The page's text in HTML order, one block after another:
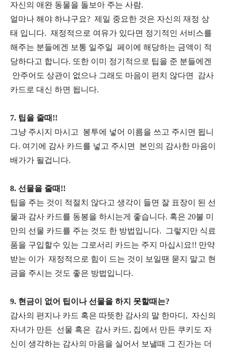
자신의 애완 동물을 돌보아 주는 사람.
얼마나 해야 하냐구요? 제일 중요한 것은 자신의 재정 상
태 입니다. 재정적으로 여유가 있다면 정기적인 서비스를
해주는 분들에겐 보통 일주일 페이에 해당하는 금액이 적
당하다고 합니다. 또한 이미 정기적으로 팁을 준 분들에겐
안주어도 상관이 없으나 그래도 마음이 편치 않다면 감사
카드로 대신 하면 됩니다.
7. 팁을 줄때!!
그냥 주시지 마시고 봉투에 넣어 이름을 쓰고 주시면 됩니
다. 여기에 감사 카드를 넣고 주시면 본인의 감사한 마음이
배가가 될겁니다.
8. 선물을 줄때!!
팁을 주는 것이 적절치 않다고 생각이 들면 잘 표장이 된 선
물과 감사 카드를 동봉을 하시는게 좋습니다. 혹은 20불 미
만의 선물 카드를 주는 것도 한 방법입니다. 그렇지만 식료
품을 구입할수 있는 그로서리 카드는 주지 마십시요!! 만약
받는 이가 재정적으로 힘이 드는 것이 보일땐 묻지 말고 현
금을 주시는 것도 좋은 방법입니다.
9. 현금이 없어 팁이나 선물을 하지 못할때는?
감사의 편지나 카드 혹은 따뜻한 감사의 말 한마디, 자신의
자녀가 만든 선물 혹은 감사 카드, 집에서 만든 쿠키도 자
신이 생각하는 감사의 마음을 실어서 보낼때 그 진가는 더